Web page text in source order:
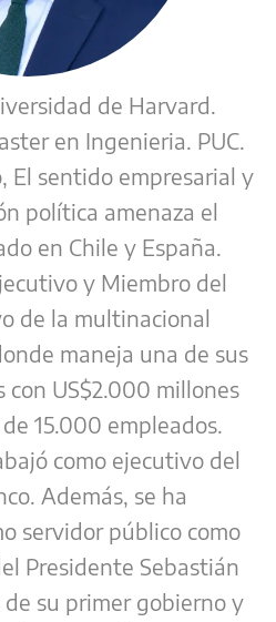
de Harvard.
en Ingenieria. PUC.
El sentido empresarial y
política amenaza el
en Chile y España.
y Miembro del
de la multinacional
maneja una de sus
con US$2.000 millones
15.000 empleados.
como ejecutivo del
Además, se ha
servidor público como
Presidente Sebastián
de su primer gobierno y